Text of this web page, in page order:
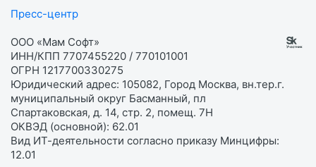
Пресс-центр
ООО «Мам Софт»
ИНН/КПП 7707455220 / 770101001
ОГРН 1217700330275
Юридический адрес: 105082, Город Москва, вн.тер.г.
муниципальный округ Басманный, пл
Спартаковская, д. 14, стр. 2, помещ. 7Н
ОКВЭД (основной): 62.01
Вид ИТ-деятельности согласно приказу Минцифры:
12.01